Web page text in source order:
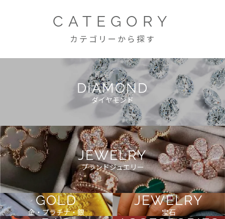
CATEGORY
カテゴリーから探す
DIAMOND
ダイヤモンド
JEWELRY
ブランドジュエリー
GOLD
金・プラチナ・銀
JEWELRY
宝石